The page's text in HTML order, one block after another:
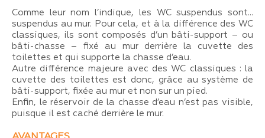
Comme leur nom l’indique, les WC suspendus sont…
suspendus au mur. Pour cela, et à la différence des WC
classiques, ils sont composés d’un bâti-support – ou
bâti-chasse – fixé au mur derrière la cuvette des
toilettes et qui supporte la chasse d’eau.
Autre différence majeure avec des WC classiques : la
cuvette des toilettes est donc, grâce au système de
bâti-support, fixée au mur et non sur un pied.
Enfin, le réservoir de la chasse d’eau n’est pas visible,
puisque il est caché derrière le mur.